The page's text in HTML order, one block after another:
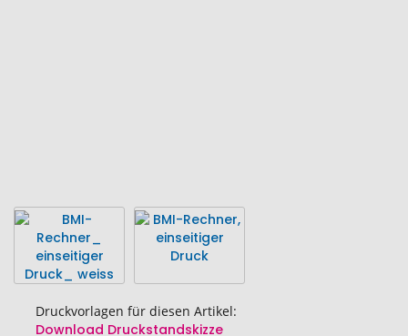
Druckvorlagen für diesen Artikel:
Download Druckstandskizze